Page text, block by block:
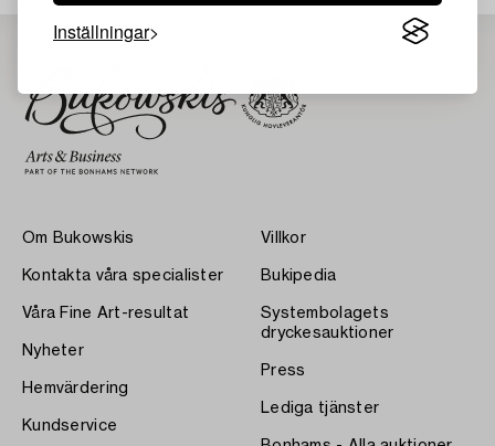
Inställningar
Om Bukowskis
Kontakta våra specialister
Våra Fine Art-resultat
Nyheter
Hemvärdering
Kundservice
Villkor
Bukipedia
Systembolagets
dryckesauktioner
Press
Lediga tjänster